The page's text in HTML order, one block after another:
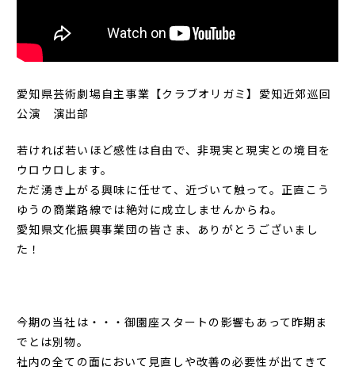
愛知県芸術劇場自主事業【クラブオリガミ】愛知近郊巡回
公演 演出部
若ければ若いほど感性は自由で、非現実と現実との境目を
ウロウロします。
ただ湧き上がる興味に任せて、近づいて触って。正直こう
ゆうの商業路線では絶対に成立しませんからね。
愛知県文化振興事業団の皆さま、ありがとうございまし
た！
今期の当社は・・・御園座スタートの影響もあって昨期ま
でとは別物。
社内の全ての面において見直しや改善の必要性が出てきて